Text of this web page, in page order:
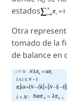
estados
Otra
tomado de la
de balance en